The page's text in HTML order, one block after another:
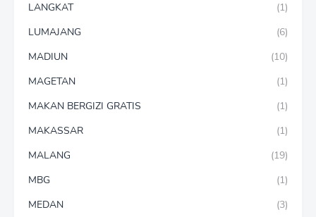
LANGKAT
(1)
LUMAJANG
(6)
MADIUN
(10)
MAGETAN
(1)
MAKAN BERGIZI GRATIS
(1)
MAKASSAR
(1)
MALANG
(19)
MBG
(1)
MEDAN
(3)